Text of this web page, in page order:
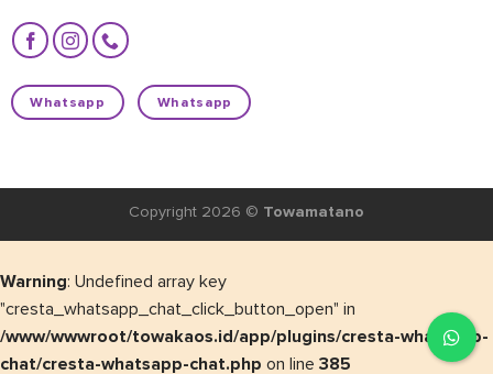
Whatsapp Whatsapp
Copyright 2026 © Towamatano
Warning: Undefined array key
"cresta_whatsapp_chat_click_button_open" in
/www/wwwroot/towakaos.id/app/plugins/cresta-whatsapp-
chat/cresta-whatsapp-chat.php on line 385